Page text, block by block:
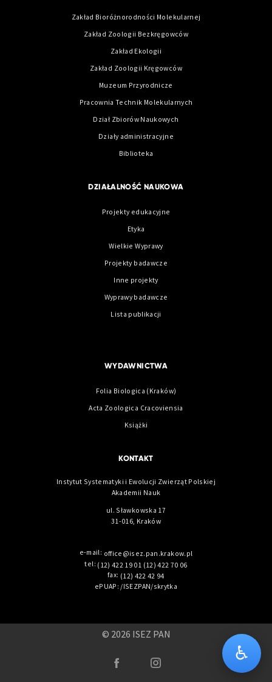
Zakład Bioróżnorodności Molekularnej
Zakład Zoologii Bezkręgowców
Zakład Ekologii
Zakład Zoologii Kręgowców
Muzeum Przyrodnicze
Pracownia Technik Molekularnych
Dział Zbiorów Naukowych
Działy administracyjne
Biblioteka
DZIAŁALNOŚĆ NAUKOWA
Projekty edukacyjne
Etyka
Wielkie Wyprawy
Projekty badawcze
Inne projekty
Wyprawy badawcze
Lista publikacji
WYDAWNICTWA
Folia Biologica (Kraków)
Acta Zoologica Cracoviensia
Książki
KONTAKT
Instytut Systematyki i Ewolucji Zwierząt Polskiej
Akademii Nauk
ul. Sławkowska 17
31-016, Kraków
e-mail: office@isez.pan.krakow.pl
tel: (12) 422 19 01 (12) 422 70 06
fax: (12) 422 42 94
ePUAP: /ISEZPAN/skrytka
© 2026 ISEZ PAN
♿